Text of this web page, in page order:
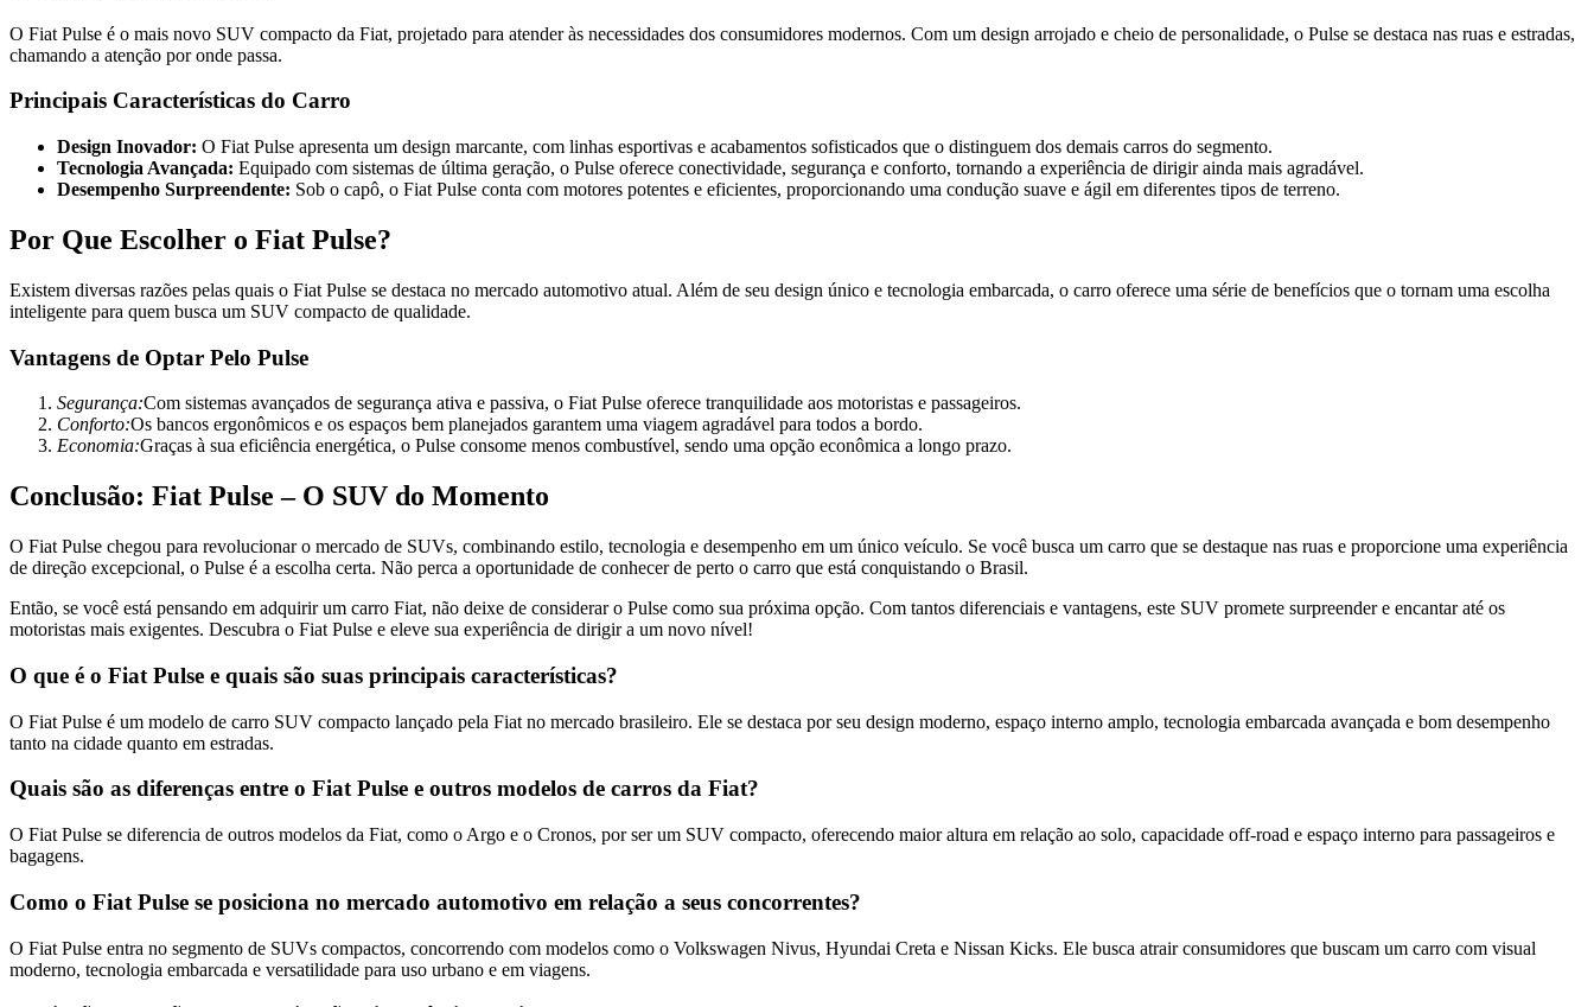
O Fiat Pulse é o mais novo SUV compacto da Fiat, projetado para atender às necessidades dos consumidores modernos. Com um design arrojado e cheio de personalidade, o Pulse se destaca nas ruas e estradas,
chamando a atenção por onde passa.
Principais Características do Carro
Design Inovador: O Fiat Pulse apresenta um design marcante, com linhas esportivas e acabamentos sofisticados que o distinguem dos demais carros do segmento.
Tecnologia Avançada: Equipado com sistemas de última geração, o Pulse oferece conectividade, segurança e conforto, tornando a experiência de dirigir ainda mais agradável.
Desempenho Surpreendente: Sob o capô, o Fiat Pulse conta com motores potentes e eficientes, proporcionando uma condução suave e ágil em diferentes tipos de terreno.
Por Que Escolher o Fiat Pulse?
Existem diversas razões pelas quais o Fiat Pulse se destaca no mercado automotivo atual. Além de seu design único e tecnologia embarcada, o carro oferece uma série de benefícios que o tornam uma escolha
inteligente para quem busca um SUV compacto de qualidade.
Vantagens de Optar Pelo Pulse
Segurança:Com sistemas avançados de segurança ativa e passiva, o Fiat Pulse oferece tranquilidade aos motoristas e passageiros.
Conforto:Os bancos ergonômicos e os espaços bem planejados garantem uma viagem agradável para todos a bordo.
Economia:Graças à sua eficiência energética, o Pulse consome menos combustível, sendo uma opção econômica a longo prazo.
Conclusão: Fiat Pulse – O SUV do Momento
O Fiat Pulse chegou para revolucionar o mercado de SUVs, combinando estilo, tecnologia e desempenho em um único veículo. Se você busca um carro que se destaque nas ruas e proporcione uma experiência
de direção excepcional, o Pulse é a escolha certa. Não perca a oportunidade de conhecer de perto o carro que está conquistando o Brasil.
Então, se você está pensando em adquirir um carro Fiat, não deixe de considerar o Pulse como sua próxima opção. Com tantos diferenciais e vantagens, este SUV promete surpreender e encantar até os
motoristas mais exigentes. Descubra o Fiat Pulse e eleve sua experiência de dirigir a um novo nível!
O que é o Fiat Pulse e quais são suas principais características?
O Fiat Pulse é um modelo de carro SUV compacto lançado pela Fiat no mercado brasileiro. Ele se destaca por seu design moderno, espaço interno amplo, tecnologia embarcada avançada e bom desempenho
tanto na cidade quanto em estradas.
Quais são as diferenças entre o Fiat Pulse e outros modelos de carros da Fiat?
O Fiat Pulse se diferencia de outros modelos da Fiat, como o Argo e o Cronos, por ser um SUV compacto, oferecendo maior altura em relação ao solo, capacidade off-road e espaço interno para passageiros e
bagagens.
Como o Fiat Pulse se posiciona no mercado automotivo em relação a seus concorrentes?
O Fiat Pulse entra no segmento de SUVs compactos, concorrendo com modelos como o Volkswagen Nivus, Hyundai Creta e Nissan Kicks. Ele busca atrair consumidores que buscam um carro com visual
moderno, tecnologia embarcada e versatilidade para uso urbano e em viagens.